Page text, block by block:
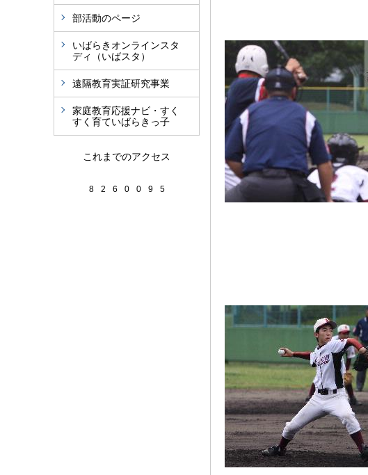
部活動のページ
いばらきオンラインスタ
ディ（いばスタ）
遠隔教育実証研究事業
家庭教育応援ナビ・すく
すく育ていばらきっ子
これまでのアクセス
8 2 6 0 0 9 5